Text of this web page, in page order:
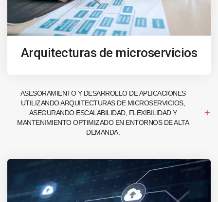
Arquitecturas de microservicios
ASESORAMIENTO Y DESARROLLO DE APLICACIONES
UTILIZANDO ARQUITECTURAS DE MICROSERVICIOS,
ASEGURANDO ESCALABILIDAD, FLEXIBILIDAD Y
MANTENIMIENTO OPTIMIZADO EN ENTORNOS DE ALTA
DEMANDA.